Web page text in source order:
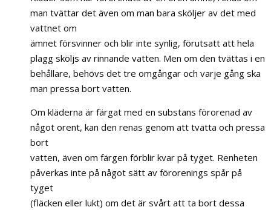
man tvättar det även om man bara sköljer av det med
vattnet om
ämnet försvinner och blir inte synlig, förutsatt att hela
plagg sköljs av rinnande vatten. Men om den tvättas i en
behållare, behövs det tre omgångar och varje gång ska
man pressa bort vatten.
Om kläderna är färgat med en substans förorenad av
något orent, kan den renas genom att tvätta och pressa
bort
vatten, även om färgen förblir kvar på tyget. Renheten
påverkas inte på något sätt av förorenings spår på
tyget
(fläcken eller lukt) om det är svårt att ta bort dessa